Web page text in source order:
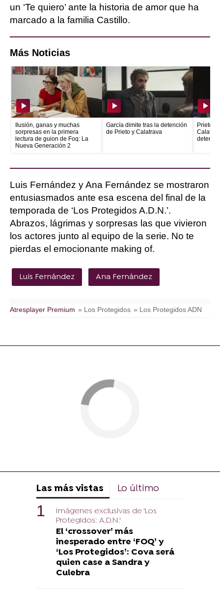
un ‘Te quiero’ ante la historia de amor que ha
marcado a la familia Castillo.
Más Noticias
Ilusión, ganas y muchas
sorpresas en la primera
lectura de guion de Foq: La
Nueva Generación 2
García dimite tras la detención
de Prieto y Calatrava
Prieto
Luis Fernández y Ana Fernández se mostraron
entusiasmados ante esa escena del final de la
temporada de ‘Los Protegidos A.D.N.’.
Abrazos, lágrimas y sorpresas las que vivieron
los actores junto al equipo de la serie. No te
pierdas el emocionante making of.
Luis Fernández Ana Fernández
Atresplayer Premium » Los Protegidos » Los Protegidos ADN
Las más vistas Lo último
Imágenes exclusivas de 'Los
Protegidos: A.D.N.'
El ‘crossover’ más
inesperado entre ‘FOQ’ y
‘Los Protegidos’: Cova será
quien case a Sandra y
Culebra